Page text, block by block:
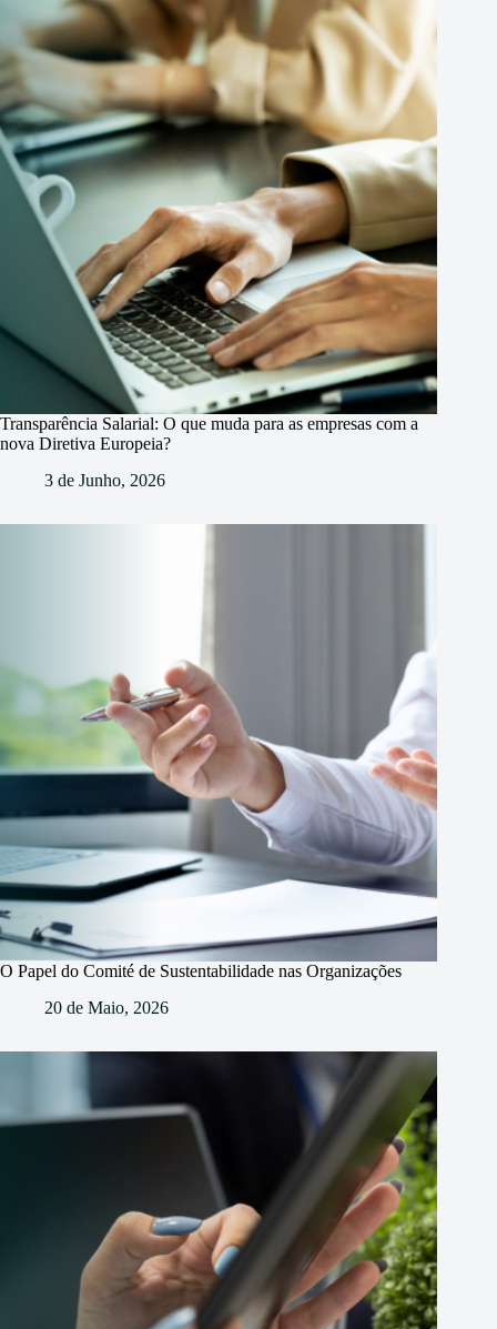
Transparência Salarial: O que muda para as empresas com a
nova Diretiva Europeia?
3 de Junho, 2026
O Papel do Comité de Sustentabilidade nas Organizações
20 de Maio, 2026